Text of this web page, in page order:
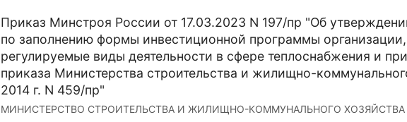
Приказ Минстроя России от 17.03.2023 N 197/пр "Об
по заполнению формы инвестиционной программы
регулируемые виды деятельности в сфере теплоснабжения и
приказа Министерства строительства и жилищно-
2014 г. N 459/пр"
МИНИСТЕРСТВО СТРОИТЕЛЬСТВА И ЖИЛИЩНО-КОММУНАЛЬНОГО